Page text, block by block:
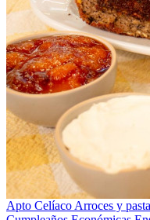
Apto Celíaco Arroces y